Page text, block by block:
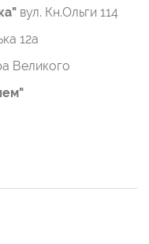
вул. Кн.Ольги 114
12а
Великого